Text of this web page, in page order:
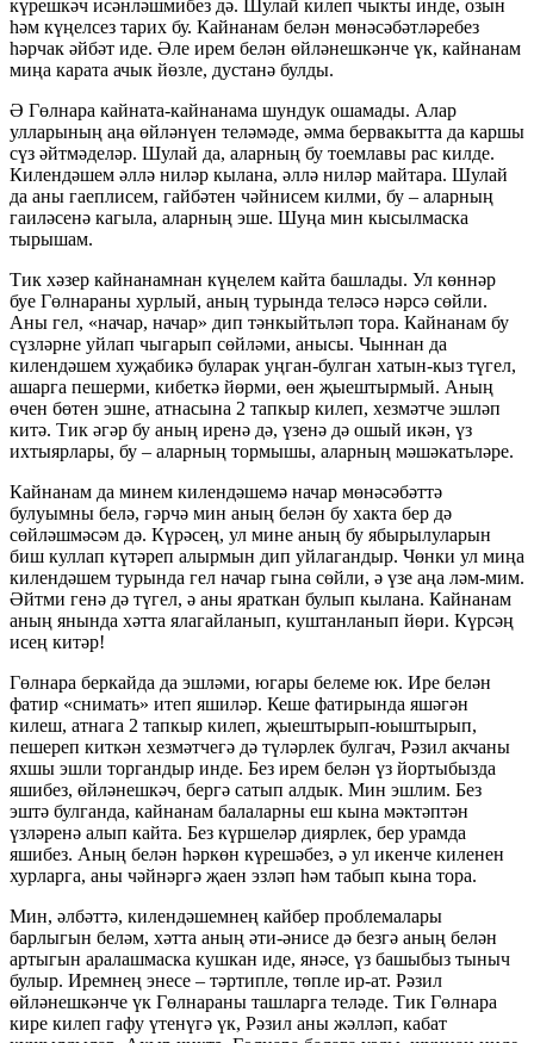
күрешкәч исәнләшмибез дә. Шулай килеп чыкты инде, озын
һәм күңелсез тарих бу. Кайнанам белән мөнәсәбәтләребез
һәрчак әйбәт иде. Әле ирем белән өйләнешкәнче үк, кайнанам
миңа карата ачык йөзле, дустанә булды.
Ә Гөлнара кайната-кайнанама шундук ошамады. Алар
улларының аңа өйләнүен теләмәде, әмма бервакытта да каршы
сүз әйтмәделәр. Шулай да, аларның бу тоемлавы рас килде.
Килендәшем әллә ниләр кылана, әллә ниләр майтара. Шулай
да аны гаеплисем, гайбәтен чәйнисем килми, бу – аларның
гаиләсенә кагыла, аларның эше. Шуңа мин кысылмаска
тырышам.
Тик хәзер кайнанамнан күңелем кайта башлады. Ул көннәр
буе Гөлнараны хурлый, аның турында теләсә нәрсә сөйли.
Аны гел, «начар, начар» дип тәнкыйтьләп тора. Кайнанам бу
сүзләрне уйлап чыгарып сөйләми, анысы. Чыннан да
килендәшем хуҗабикә буларак уңган-булган хатын-кыз түгел,
ашарга пешерми, кибеткә йөрми, өен җыештырмый. Аның
өчен бөтен эшне, атнасына 2 тапкыр килеп, хезмәтче эшләп
китә. Тик әгәр бу аның иренә дә, үзенә дә ошый икән, үз
ихтыярлары, бу – аларның тормышы, аларның мәшәкатьләре.
Кайнанам да минем килендәшемә начар мөнәсәбәттә
булуымны белә, гәрчә мин аның белән бу хакта бер дә
сөйләшмәсәм дә. Күрәсең, ул мине аның бу ябырылуларын
биш куллап күтәреп алырмын дип уйлагандыр. Чөнки ул миңа
килендәшем турында гел начар гына сөйли, ә үзе аңа ләм-мим.
Әйтми генә дә түгел, ә аны яраткан булып кылана. Кайнанам
аның янында хәтта ялагайланып, куштанланып йөри. Күрсәң
исең китәр!
Гөлнара беркайда да эшләми, югары белеме юк. Ире белән
фатир «снимать» итеп яшиләр. Кеше фатирында яшәгән
килеш, атнага 2 тапкыр килеп, җыештырып-юыштырып,
пешереп киткән хезмәтчегә дә түләрлек булгач, Рәзил акчаны
яхшы эшли торгандыр инде. Без ирем белән үз йортыбызда
яшибез, өйләнешкәч, бергә сатып алдык. Мин эшлим. Без
эштә булганда, кайнанам балаларны еш кына мәктәптән
үзләренә алып кайта. Без күршеләр диярлек, бер урамда
яшибез. Аның белән һәркөн күрешәбез, ә ул икенче киленен
хурларга, аны чәйнәргә җаен эзләп һәм табып кына тора.
Мин, әлбәттә, килендәшемнең кайбер проблемалары
барлыгын беләм, хәтта аның әти-әнисе дә безгә аның белән
артыгын аралашмаска кушкан иде, янәсе, үз башыбыз тыныч
булыр. Иремнең энесе – тәртипле, төпле ир-ат. Рәзил
өйләнешкәнче үк Гөлнараны ташларга теләде. Тик Гөлнара
кире килеп гафу үтенүгә үк, Рәзил аны жәлләп, кабат